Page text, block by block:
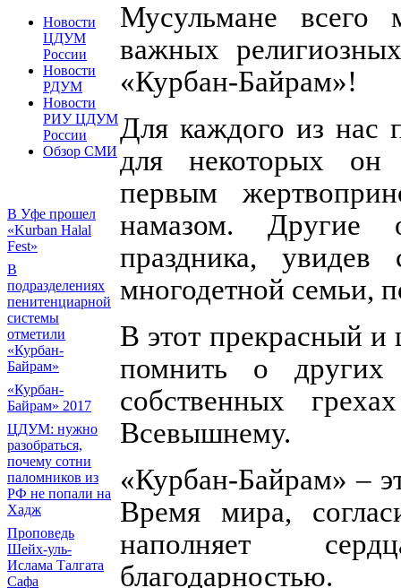
Новости
ЦДУМ
России
Новости
РДУМ
Новости
РИУ ЦДУМ
России
Обзор СМИ
В Уфе прошел
«Kurban Halal
Fest»
В
подразделениях
пенитенциарной
системы
отметили
«Курбан-
Байрам»
«Курбан-
Байрам» 2017
ЦДУМ: нужно
разобраться,
почему сотни
паломников из
РФ не попали на
Хадж
Проповедь
Шейх-уль-
Ислама Талгата
Сафа
Мусульмане
важных
«Курбан-Байрам»!
Для каждого из нас
для некоторых он
первым
намазом. Другие
праздника, увидев
многодетной семьи,
В этот прекрасный
помнить о других
собственных
Всевышнему.
«Курбан-Байрам» –
Время мира,
наполняет
благодарностью.